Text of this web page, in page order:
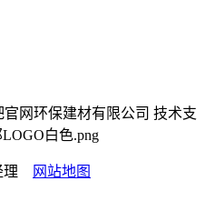
网环保建材有限公司 技术支
理 网站地图